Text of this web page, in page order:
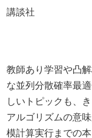
講談社
教師あり学習や凸
な並列分散確率最
しいトピックも、
アルゴリズムの意
模計算実行までの